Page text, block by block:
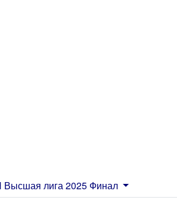
Высшая лига 2025 Финал